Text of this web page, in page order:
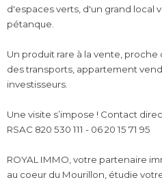
d'espaces verts, d'un grand local
pétanque.
Un produit rare à la vente,
des transports, appartement
investisseurs.
Une visite s’impose ! Contact
RSAC 820 530 111 - 06 20 15 71 95
ROYAL IMMO, votre partenaire
au coeur du Mourillon, étudie